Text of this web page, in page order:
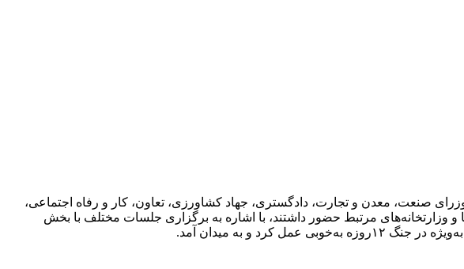
صنعت، معدن و تجارت، دادگستری، جهاد کشاورزی، تعاون، کار و رفاه اجتماعی،
مرتبط حضور داشتند، با اشاره به برگزاری جلسات مختلف با بخش
و به میدان آمد.